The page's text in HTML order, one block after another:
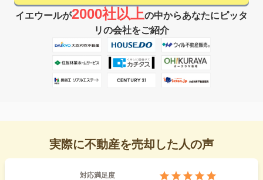
イエウールが2000社以上の中からあなたにピッタ
リの会社をご紹介
実際に不動産を売却した人の声
対応満足度